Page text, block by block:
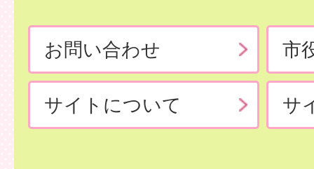
お問い合わせ 市
サイトについて サ